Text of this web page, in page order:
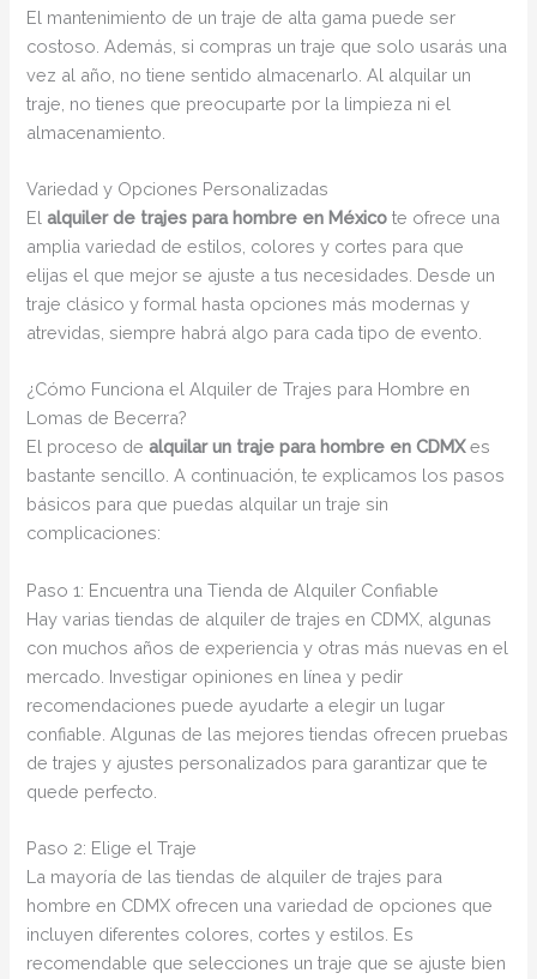
El mantenimiento de un traje de alta gama puede ser
costoso. Además, si compras un traje que solo usarás una
vez al año, no tiene sentido almacenarlo. Al alquilar un
traje, no tienes que preocuparte por la limpieza ni el
almacenamiento.
Variedad y Opciones Personalizadas
Elalquiler de trajes para hombre en México te ofrece una
amplia variedad de estilos, colores y cortes para que
elijas el que mejor se ajuste a tus necesidades. Desde un
traje clásico y formal hasta opciones más modernas y
atrevidas, siempre habrá algo para cada tipo de evento.
¿Cómo Funciona el Alquiler de Trajes para Hombre en
Lomas de Becerra?
El proceso dealquilar un traje para hombre en CDMXes
bastante sencillo. A continuación, te explicamos los pasos
básicos para que puedas alquilar un traje sin
complicaciones:
Paso 1: Encuentra una Tienda de Alquiler Confiable
Hay varias tiendas de alquiler de trajes en CDMX, algunas
con muchos años de experiencia y otras más nuevas en el
mercado. Investigar opiniones en línea y pedir
recomendaciones puede ayudarte a elegir un lugar
confiable. Algunas de las mejores tiendas ofrecen pruebas
de trajes y ajustes personalizados para garantizar que te
quede perfecto.
Paso 2: Elige el Traje
La mayoría de las tiendas de alquiler de trajes para
hombre en CDMX ofrecen una variedad de opciones que
incluyen diferentes colores, cortes y estilos. Es
recomendable que selecciones un traje que se ajuste bien